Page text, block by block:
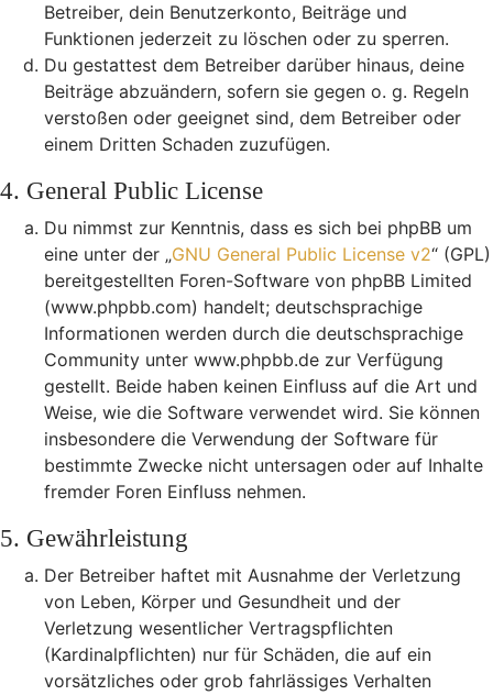
Betreiber, dein Benutzerkonto, Beiträge und
Funktionen jederzeit zu löschen oder zu sperren.
Du gestattest dem Betreiber darüber hinaus, deine
Beiträge abzuändern, sofern sie gegen o. g. Regeln
verstoßen oder geeignet sind, dem Betreiber oder
einem Dritten Schaden zuzufügen.
4. General Public License
Du nimmst zur Kenntnis, dass es sich bei phpBB um
eine unter der „GNU General Public License v2“ (GPL)
bereitgestellten Foren-Software von phpBB Limited
(www.phpbb.com) handelt; deutschsprachige
Informationen werden durch die deutschsprachige
Community unter www.phpbb.de zur Verfügung
gestellt. Beide haben keinen Einfluss auf die Art und
Weise, wie die Software verwendet wird. Sie können
insbesondere die Verwendung der Software für
bestimmte Zwecke nicht untersagen oder auf Inhalte
fremder Foren Einfluss nehmen.
5. Gewährleistung
Der Betreiber haftet mit Ausnahme der Verletzung
von Leben, Körper und Gesundheit und der
Verletzung wesentlicher Vertragspflichten
(Kardinalpflichten) nur für Schäden, die auf ein
vorsätzliches oder grob fahrlässiges Verhalten